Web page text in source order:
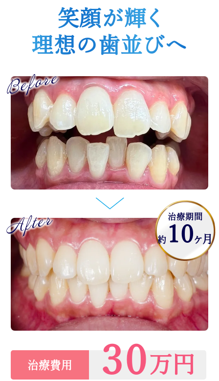
笑顔が輝く
理想の歯並びへ
約 10ヶ月
治療費用 30万円